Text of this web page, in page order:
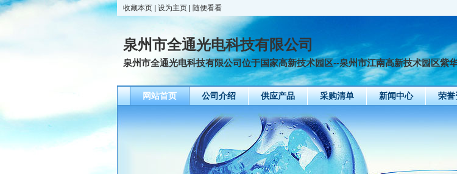
收藏本页 设为主页 随便看看
泉州市全通光电科技有限公司
泉州市全通光电科技有限公司位于国家高新技术园区--泉州市江南高新技术园区紫
网站首页 公司介绍 供应产品 采购清单 新闻中心 荣誉